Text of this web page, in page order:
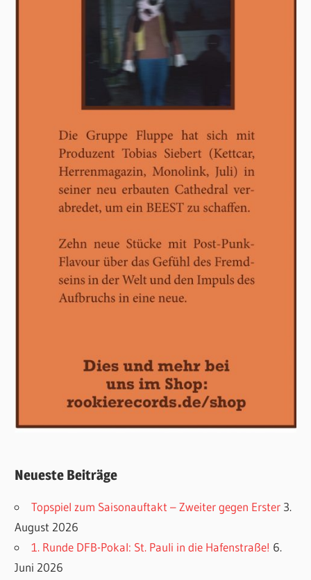
Neueste Beiträge
Topspiel zum Saisonauftakt – Zweiter gegen Erster 3.
August 2026
1. Runde DFB-Pokal: St. Pauli in die Hafenstraße! 6.
Juni 2026